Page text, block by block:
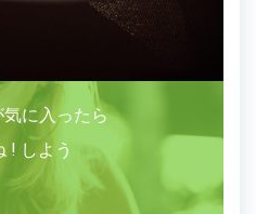
気に入ったら
! しよう